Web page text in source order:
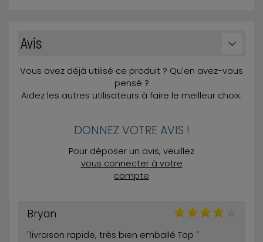
Avis
Vous avez déjà utilisé ce produit ? Qu'en avez-vous
pensé ?
Aidez les autres utilisateurs à faire le meilleur choix.
DONNEZ VOTRE AVIS !
Pour déposer un avis, veuillez
vous connecter à votre
compte
Bryan
"livraison rapide, très bien emballé Top "